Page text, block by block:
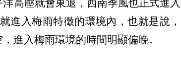
高壓就會東退，西南季風也正式進入
進入梅雨特徵的環境內，也就是說，
進入梅雨環境的時間明顯偏晚。